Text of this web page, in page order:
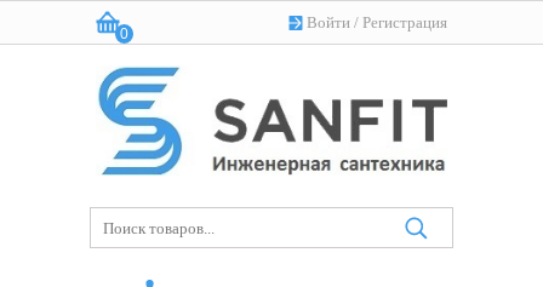
Войти / Регистрация
Корзина:
0
(пусто)